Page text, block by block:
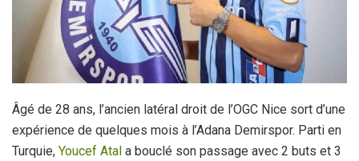
Âgé de 28 ans, l’ancien latéral droit de l’OGC Nice sort d’une
expérience de quelques mois à l’Adana Demirspor. Parti en
Turquie, Youcef Atal a bouclé son passage avec 2 buts et 3